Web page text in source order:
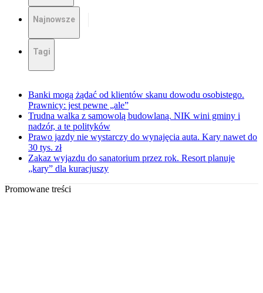
Najnowsze
Tagi
Banki mogą żądać od klientów skanu dowodu osobistego.
Prawnicy: jest pewne „ale”
Trudna walka z samowolą budowlaną. NIK wini gminy i
nadzór, a te polityków
Prawo jazdy nie wystarczy do wynajęcia auta. Kary nawet do
30 tys. zł
Zakaz wyjazdu do sanatorium przez rok. Resort planuje
„kary” dla kuracjuszy
Promowane treści